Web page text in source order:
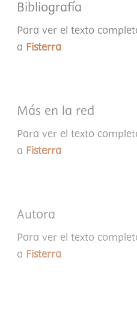
Bibliografía
Para ver el texto
a Fisterra
Más en la red
Para ver el texto
a Fisterra
Autora
Para ver el texto
a Fisterra